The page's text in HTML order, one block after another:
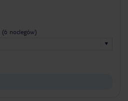
(6 noclegów)